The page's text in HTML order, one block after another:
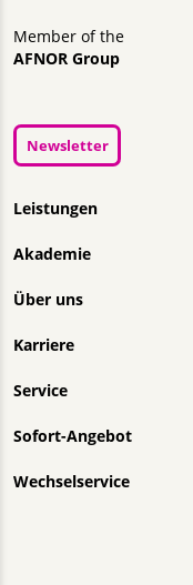
Member of the
AFNOR Group
Navigation überspringen
Leistungen
Akademie
Über uns
Karriere
Service
Sofort-Angebot
Wechselservice
Newsletter